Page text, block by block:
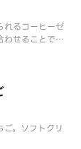
れるコーヒーゼ
わせることで、
。ソフトクリ